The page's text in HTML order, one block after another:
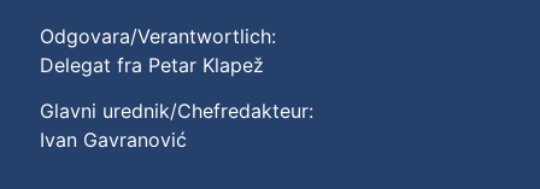
Odgovara/Verantwortlich:
Delegat fra Petar Klapež
Glavni urednik/Chefredakteur:
Ivan Gavranović